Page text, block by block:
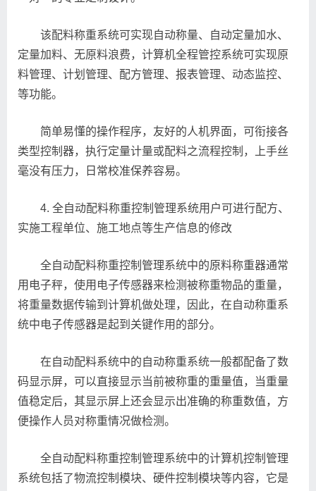
该配料称重系统可实现自动称量、自动定量加水、
定量加料、无原料浪费，计算机全程管控系统可实现原
料管理、计划管理、配方管理、报表管理、动态监控、
等功能。
简单易懂的操作程序，友好的人机界面，可衔接各
类型控制器，执行定量计量或配料之流程控制，上手丝
毫没有压力，日常校准保养容易。
4. 全自动配料称重控制管理系统用户可进行配方、
实施工程单位、施工地点等生产信息的修改
全自动配料称重控制管理系统中的原料称重器通常
用电子秤，使用电子传感器来检测被称重物品的重量，
将重量数据传输到计算机做处理，因此，在自动称重系
统中电子传感器是起到关键作用的部分。
在自动配料系统中的自动称重系统一般都配备了数
码显示屏，可以直接显示当前被称重的重量值，当重量
值稳定后，其显示屏上还会显示出准确的称重数值，方
便操作人员对称重情况做检测。
全自动配料称重控制管理系统中的计算机控制管理
系统包括了物流控制模块、硬件控制模块等内容，它是